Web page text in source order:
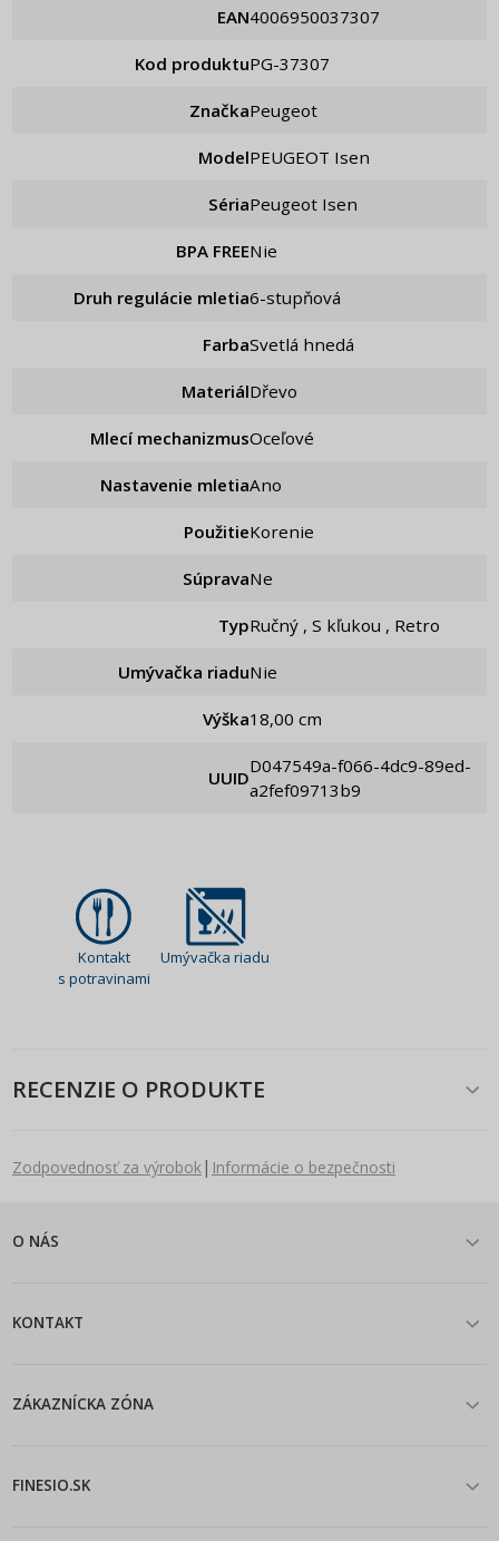
EAN 4006950037307
Kod produktu PG-37307
Značka Peugeot
Model PEUGEOT Isen
Séria Peugeot Isen
BPA FREE Nie
Druh regulácie mletia 6-stupňová
Farba Svetlá hnedá
Materiál Dřevo
Mlecí mechanizmus Oceľové
Nastavenie mletia ano
Použitie Korenie
Súprava ne
Typ Ručný , S kľukou , Retro
Umývačka riadu Nie
Výška 18,00 cm
UUID
d047549a-f066-4dc9-89ed-
a2fef09713b9
Kontakt
s potravinami
Umývačka riadu
RECENZIE O PRODUKTE
Zodpovednosť za výrobok| Informácie o bezpečnosti
O NÁS
KONTAKT
ZÁKAZNÍCKA ZÓNA
FINESIO.SK